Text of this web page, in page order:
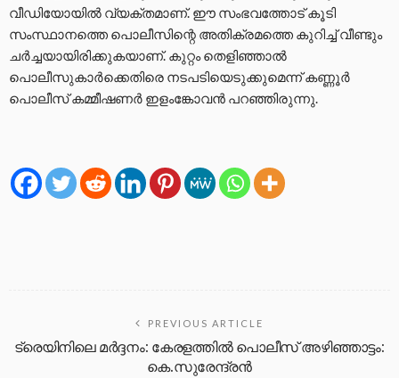
വീഡിയോയിൽ വ്യക്തമാണ്. ഈ സംഭവത്തോട് കൂടി
സംസ്ഥാനത്തെ പൊലീസിന്റെ അതിക്രമത്തെ കുറിച്ച് വീണ്ടും
ചർച്ചയായിരിക്കുകയാണ്. കുറ്റം തെളിഞ്ഞാൽ
പൊലീസുകാർക്കെതിരെ നടപടിയെടുക്കുമെന്ന് കണ്ണൂർ
പൊലീസ് കമ്മീഷണർ ഇളംങ്കോവൻ പറഞ്ഞിരുന്നു.
PREVIOUS ARTICLE
ട്രെയിനിലെ മർദ്ദനം: കേരളത്തിൽ പൊലീസ് അഴിഞ്ഞാട്ടം:
കെ.സുരേന്ദ്രൻ